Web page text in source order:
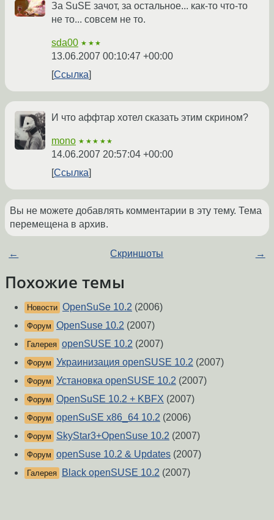
За SuSE зачот, за остальное... как-то что-то
не то... совсем не то.
sda00 ★★★
13.06.2007 00:10:47 +00:00
Ссылка
И что аффтар хотел сказать этим скрином?
mono ★★★★★
14.06.2007 20:57:04 +00:00
Ссылка
Вы не можете добавлять комментарии в эту тему. Тема
перемещена в архив.
← Скриншоты →
Похожие темы
Новости OpenSuSe 10.2 (2006)
Форум OpenSuse 10.2 (2007)
Галерея openSUSE 10.2 (2007)
Форум Украинизация openSUSE 10.2 (2007)
Форум Установка openSUSE 10.2 (2007)
Форум OpenSuSE 10.2 + KBFX (2007)
Форум openSuSE x86_64 10.2 (2006)
Форум SkyStar3+OpenSuse 10.2 (2007)
Форум openSuse 10.2 & Updates (2007)
Галерея Black openSUSE 10.2 (2007)